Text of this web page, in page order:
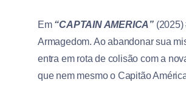
Em “CAPTAIN AMERICA” (2025)
Armagedom. Ao abandonar sua
entra em rota de colisão com a
que nem mesmo o Capitão